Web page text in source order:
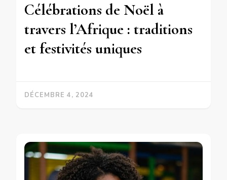
Célébrations de Noël à
travers l’Afrique : traditions
et festivités uniques
DÉCEMBRE 4, 2024